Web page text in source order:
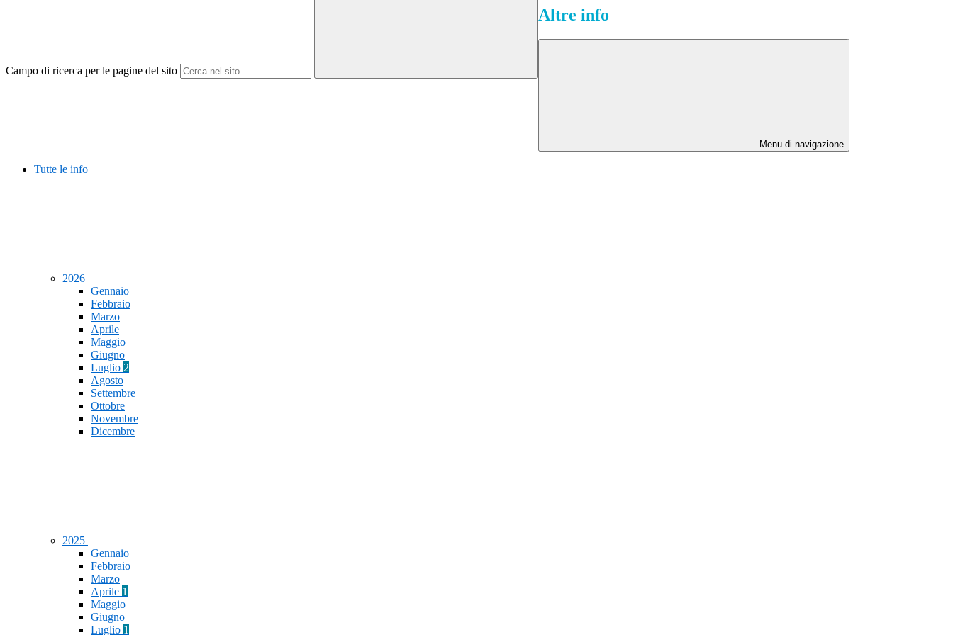
Campo di ricerca per le pagine del sito
Altre info
Menu di navigazione
Tutte le info
2026
Gennaio
Febbraio
Marzo
Aprile
Maggio
Giugno
Luglio 2
Agosto
Settembre
Ottobre
Novembre
Dicembre
2025
Gennaio
Febbraio
Marzo
Aprile 1
Maggio
Giugno
Luglio 1